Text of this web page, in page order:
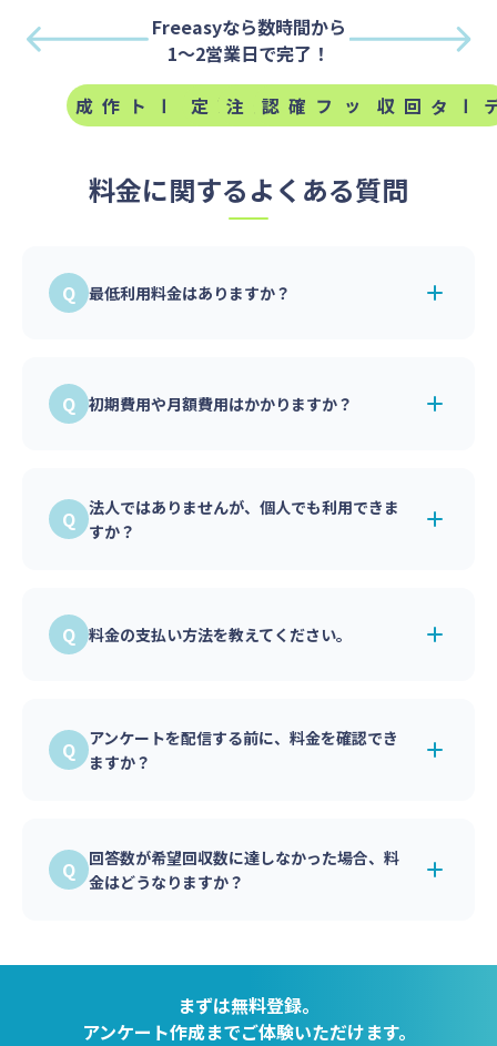
Freeasyなら数時間から
1～2営業日で完了！
アンケート作成 配信条件設定 ご発注 専任スタッフ確認 データ回収
料金に関するよくある質問
最低利用料金はありますか？
初期費用や月額費用はかかりますか？
けます。
法人ではありませんが、個人でも利用できま
すか？
個人でご利用の場合、お支払い方法は事前の銀
料金の支払い方法を教えてください。
ンロードできます。請求書に記載された支払期
日までに、銀行振込にてお支払いください。
アンケートを配信する前に、料金を確認でき
ますか？
また、設問数と回答者数を入力して見積りを作
成することも可能です。
回答数が希望回収数に達しなかった場合、料
金はどうなりますか？
れた料金区分が適用されます。詳しくは料金表
をご確認ください。
まずは無料登録。
アンケート作成までご体験いただけます。